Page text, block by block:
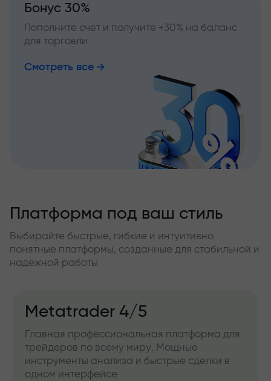
Бонус 30%
Пополните счет и получите +30% на баланс
для торговли
Смотреть все
Платформа под ваш стиль
Выбирайте быстрые, гибкие и интуитивно
понятные платформы, созданные для стабильной и
надёжной работы
Metatrader 4/5
Главная профессиональная платформа для
трейдеров по всему миру. Мощные
инструменты анализа и быстрые сделки в
одном интерфейсе